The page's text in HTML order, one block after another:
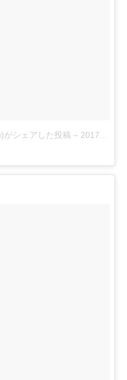
がシェアした投稿 – 2017 9月 19 3:48午前 PDT